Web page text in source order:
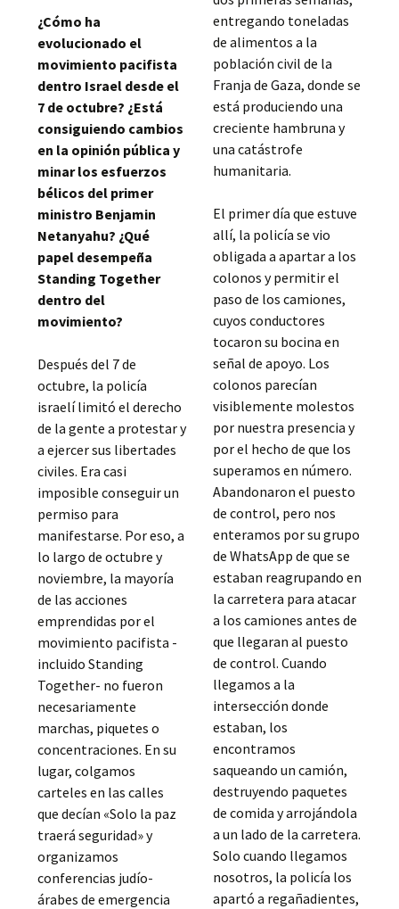
¿Cómo ha
evolucionado el
movimiento pacifista
dentro Israel desde el
7 de octubre? ¿Está
consiguiendo cambios
en la opinión pública y
minar los esfuerzos
bélicos del primer
ministro Benjamin
Netanyahu? ¿Qué
papel desempeña
Standing Together
dentro del
movimiento?
Después del 7 de
octubre, la policía
israelí limitó el derecho
de la gente a protestar y
a ejercer sus libertades
civiles. Era casi
imposible conseguir un
permiso para
manifestarse. Por eso, a
lo largo de octubre y
noviembre, la mayoría
de las acciones
emprendidas por el
movimiento pacifista -
incluido Standing
Together- no fueron
necesariamente
marchas, piquetes o
concentraciones. En su
lugar, colgamos
carteles en las calles
que decían «Solo la paz
traerá seguridad» y
organizamos
conferencias judío-
árabes de emergencia
entregando toneladas
de alimentos a la
población civil de la
Franja de Gaza, donde se
está produciendo una
creciente hambruna y
una catástrofe
humanitaria.
El primer día que estuve
allí, la policía se vio
obligada a apartar a los
colonos y permitir el
paso de los camiones,
cuyos conductores
tocaron su bocina en
señal de apoyo. Los
colonos parecían
visiblemente molestos
por nuestra presencia y
por el hecho de que los
superamos en número.
Abandonaron el puesto
de control, pero nos
enteramos por su grupo
de WhatsApp de que se
estaban reagrupando en
la carretera para atacar
a los camiones antes de
que llegaran al puesto
de control. Cuando
llegamos a la
intersección donde
estaban, los
encontramos
saqueando un camión,
destruyendo paquetes
de comida y arrojándola
a un lado de la carretera.
Solo cuando llegamos
nosotros, la policía los
apartó a regañadientes,